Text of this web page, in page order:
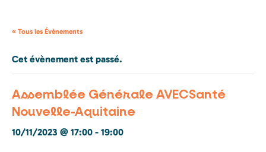
« Tous les Évènements
Cet évènement est passé.
Assemblée Générale AVECSanté
Nouvelle-Aquitaine
10/11/2023 @ 17:00 - 19:00